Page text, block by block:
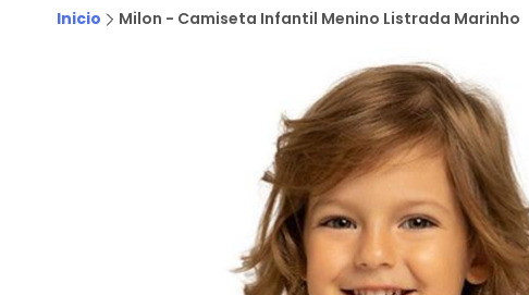
Inicio Milon - Camiseta Infantil Menino Listrada Marinho